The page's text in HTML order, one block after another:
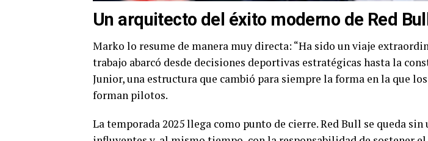
Un arquitecto del éxito moderno de Red Bull
Marko lo resume de manera muy directa: “Ha sido un viaje
trabajo abarcó desde decisiones deportivas estratégicas hasta la
Junior, una estructura que cambió para siempre la forma en la que
forman pilotos.
La temporada 2025 llega como punto de cierre. Red Bull se queda sin